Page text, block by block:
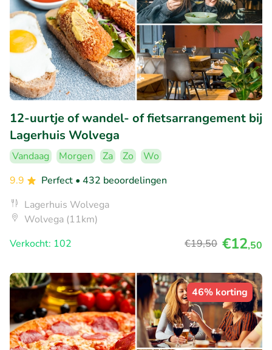
12-uurtje of wandel- of fietsarrangement bij
Lagerhuis Wolvega
Vandaag Morgen Za Zo
Wo
9.9
Perfect • 432 beoordelingen
Lagerhuis Wolvega
Wolvega (11km)
Verkocht: 102
€19,50 €12,50
46% korting